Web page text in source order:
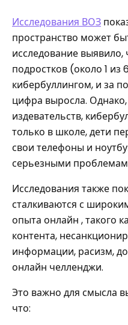
Исследования ВОЗ
пространство может
исследование выявило,
подростков (около 1 из
кибербуллингом, и за
цифра выросла.
издевательств,
только в школе, дети
свои телефоны и
серьезными
Исследования также
сталкиваются с
опыта онлайн , такого
контента,
информации, расизм,
онлайн челленджи.
Это важно для смысла
что: